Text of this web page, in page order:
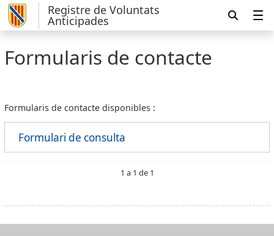
Registre de Voluntats
Anticipades
Formularis de contacte
Formularis de contacte disponibles :
Formulari de consulta
1 a 1 de 1